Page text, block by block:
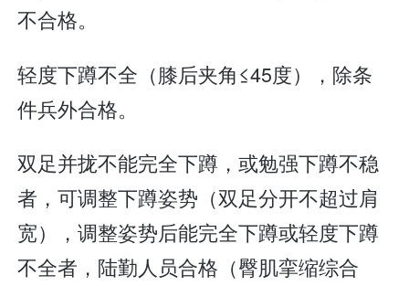
不合格。
轻度下蹲不全（膝后夹角≤45度），除条
件兵外合格。
双足并拢不能完全下蹲，或勉强下蹲不稳
者，可调整下蹲姿势（双足分开不超过肩
宽），调整姿势后能完全下蹲或轻度下蹲
不全者，陆勤人员合格（臀肌挛缩综合